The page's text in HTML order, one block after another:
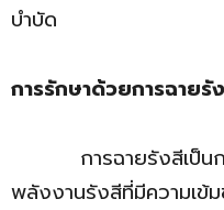
บำบัด
การรักษาด้วยการฉายรั
การฉายรังสีเป็นกา
พลังงานรังสีที่มีความเข้